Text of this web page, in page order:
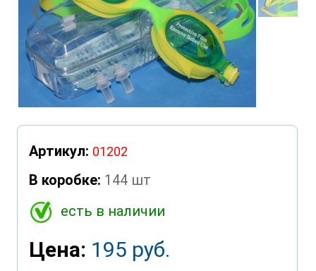
❮ ❯
Артикул: 01202
В коробке: 144 шт
есть в наличии
Цена: 195 руб.